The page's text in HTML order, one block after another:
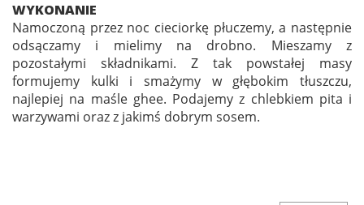
WYKONANIE
Namoczoną przez noc cieciorkę płuczemy, a następnie
odsączamy i mielimy na drobno. Mieszamy z
pozostałymi składnikami. Z tak powstałej masy
formujemy kulki i smażymy w głębokim tłuszczu,
najlepiej na maśle ghee. Podajemy z chlebkiem pita i
warzywami oraz z jakimś dobrym sosem.